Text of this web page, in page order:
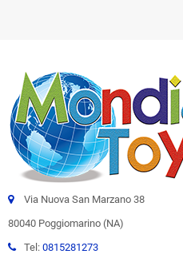
Via Nuova San Marzano 38
80040 Poggiomarino (NA)
Tel: 0815281273